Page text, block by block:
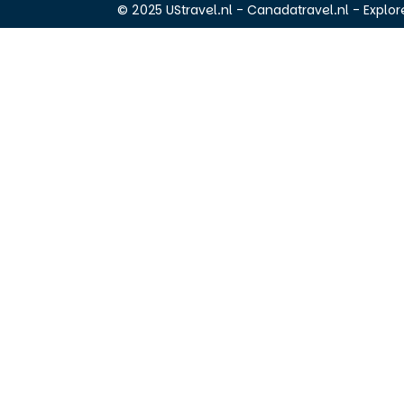
© 2025 UStravel.nl - Canadatravel.nl -